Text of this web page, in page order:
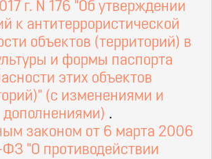
г. N 176 "Об утверждении
к антитеррористической
объектов (территорий) в
и формы паспорта
этих объектов
(с изменениями и
дополнениями) .
законом от 6 марта 2006
ФЗ "О противодействии